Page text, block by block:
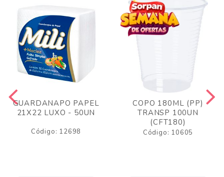
GUARDANAPO PAPEL
21X22 LUXO - 50UN
Código: 12698
COPO 180ML (PP)
TRANSP 100UN
(CFT180)
Código: 10605